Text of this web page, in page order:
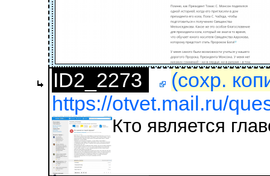
ID2_2273
(сохр.
https://otvet.mail.ru/
Кто является